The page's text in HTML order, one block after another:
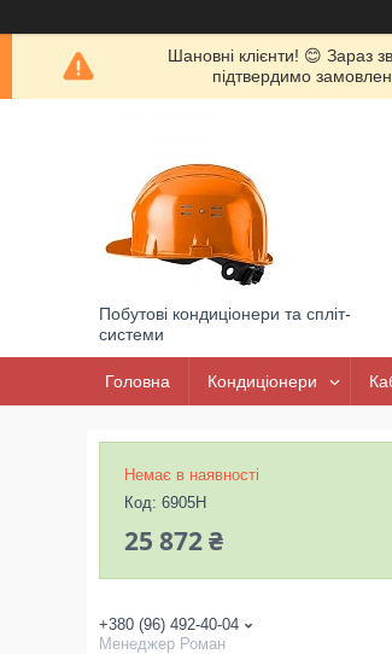
Шановні клієнти! 😊 Зараз
підтвердимо
Побутові кондиціонери та спліт-
системи
Головна Кондиціонери
Немає в наявності
Код: 6905H
25 872 ₴
+380 (96) 492-40-04
Менеджер Роман